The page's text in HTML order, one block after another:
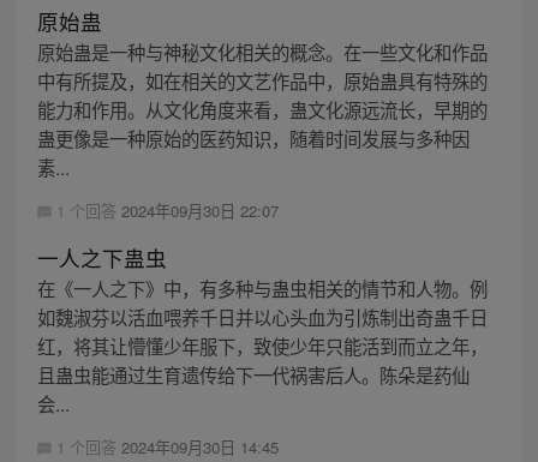
原始蛊
原始蛊是一种与神秘文化相关的概念。在一些文化和作品
中有所提及，如在相关的文艺作品中，原始蛊具有特殊的
能力和作用。从文化角度来看，蛊文化源远流长，早期的
蛊更像是一种原始的医药知识，随着时间发展与多种因
素...
1 个回答 2024年09月30日 22:07
一人之下蛊虫
在《一人之下》中，有多种与蛊虫相关的情节和人物。例
如魏淑芬以活血喂养千日并以心头血为引炼制出奇蛊千日
红，将其让懵懂少年服下，致使少年只能活到而立之年，
且蛊虫能通过生育遗传给下一代祸害后人。陈朵是药仙
会...
1 个回答 2024年09月30日 14:45